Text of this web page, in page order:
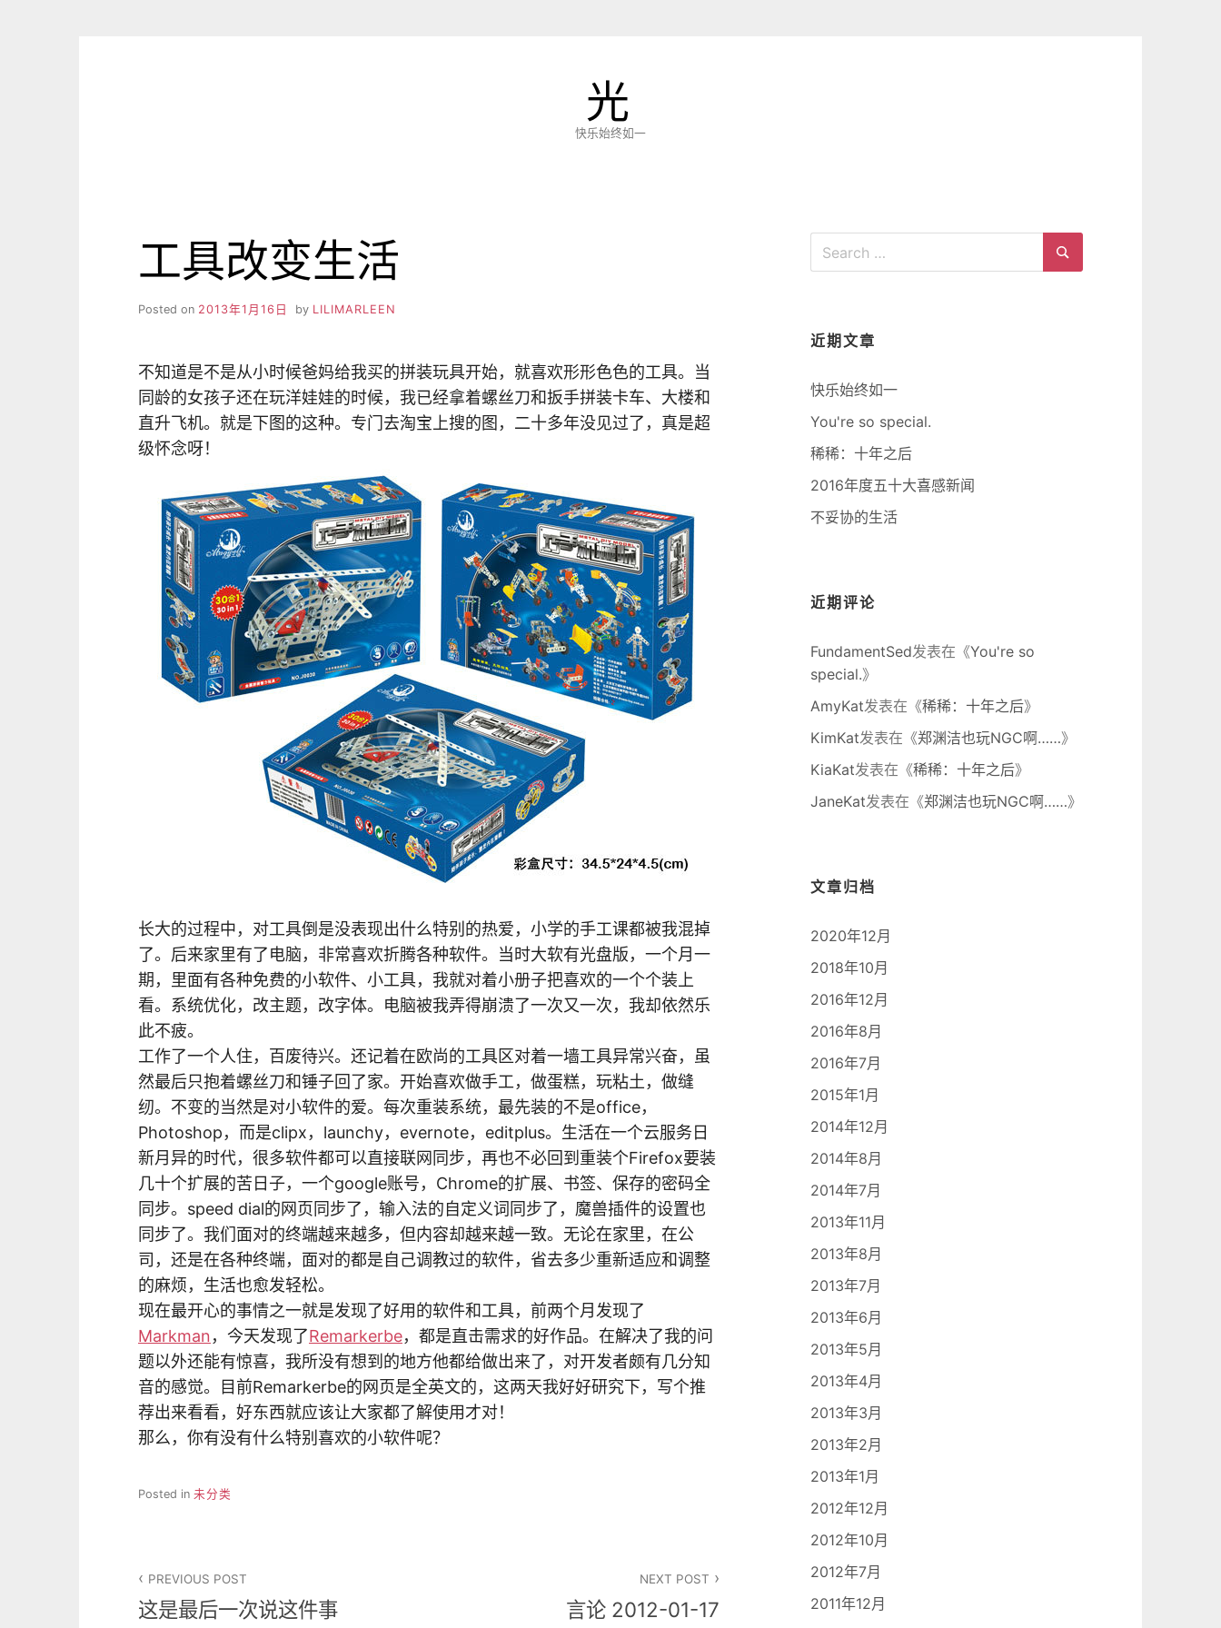
光
快乐始终如一
工具改变生活
Posted on 2013年1月16日 by LILIMARLEEN
不知道是不是从小时候爸妈给我买的拼装玩具开始，就喜欢形形色色的工具。当
同龄的女孩子还在玩洋娃娃的时候，我已经拿着螺丝刀和扳手拼装卡车、大楼和
直升飞机。就是下图的这种。专门去淘宝上搜的图，二十多年没见过了，真是超
级怀念呀！
长大的过程中，对工具倒是没表现出什么特别的热爱，小学的手工课都被我混掉
了。后来家里有了电脑，非常喜欢折腾各种软件。当时大软有光盘版，一个月一
期，里面有各种免费的小软件、小工具，我就对着小册子把喜欢的一个个装上
看。系统优化，改主题，改字体。电脑被我弄得崩溃了一次又一次，我却依然乐
此不疲。
工作了一个人住，百废待兴。还记着在欧尚的工具区对着一墙工具异常兴奋，虽
然最后只抱着螺丝刀和锤子回了家。开始喜欢做手工，做蛋糕，玩粘土，做缝
纫。不变的当然是对小软件的爱。每次重装系统，最先装的不是office，
Photoshop，而是clipx，launchy，evernote，editplus。生活在一个云服务日
新月异的时代，很多软件都可以直接联网同步，再也不必回到重装个Firefox要装
几十个扩展的苦日子，一个google账号，Chrome的扩展、书签、保存的密码全
同步。speed dial的网页同步了，输入法的自定义词同步了，魔兽插件的设置也
同步了。我们面对的终端越来越多，但内容却越来越一致。无论在家里，在公
司，还是在各种终端，面对的都是自己调教过的软件，省去多少重新适应和调整
的麻烦，生活也愈发轻松。
现在最开心的事情之一就是发现了好用的软件和工具，前两个月发现了
Markman，今天发现了Remarkerbe，都是直击需求的好作品。在解决了我的问
题以外还能有惊喜，我所没有想到的地方他都给做出来了，对开发者颇有几分知
音的感觉。目前Remarkerbe的网页是全英文的，这两天我好好研究下，写个推
荐出来看看，好东西就应该让大家都了解使用才对！
那么，你有没有什么特别喜欢的小软件呢？
Posted in 未分类
章
PREVIOUS POST
这是最后一次说这件事
NEXT POST
言论 2012-01-17
Search
近期文章
快乐始终如一
You're so special.
稀稀：十年之后
2016年度五十大喜感新闻
不妥协的生活
近期评论
FundamentSed发表在《You're so
special.》
AmyKat发表在《稀稀：十年之后》
KimKat发表在《郑渊洁也玩NGC啊……》
KiaKat发表在《稀稀：十年之后》
JaneKat发表在《郑渊洁也玩NGC啊……》
文章归档
2020年12月
2018年10月
2016年12月
2016年8月
2016年7月
2015年1月
2014年12月
2014年8月
2014年7月
2013年11月
2013年8月
2013年7月
2013年6月
2013年5月
2013年4月
2013年3月
2013年2月
2013年1月
2012年12月
2012年10月
2012年7月
2011年12月